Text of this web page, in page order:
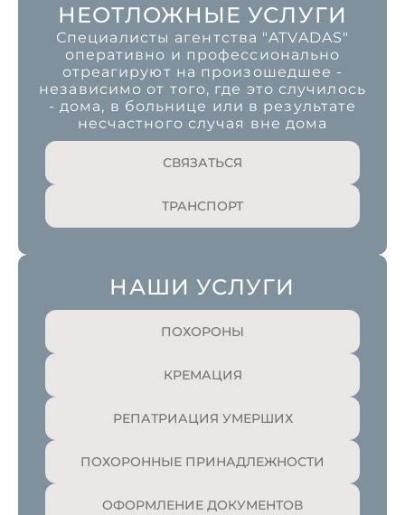
НЕОТЛОЖНЫЕ УСЛУГИ
Специалисты агентства "ATVADAS"
оперативно и профессионально
отреагируют на произошедшее -
независимо от того, где это случилось
- дома, в больнице или в результате
несчастного случая вне дома
СВЯЗАТЬСЯ
ТРАНСПОРТ
НАШИ УСЛУГИ
ПОХОРОНЫ
КРЕМАЦИЯ
РЕПАТРИАЦИЯ УМЕРШИХ
ПОХОРОННЫЕ ПРИНАДЛЕЖНОСТИ
ОФОРМЛЕНИЕ ДОКУМЕНТОВ